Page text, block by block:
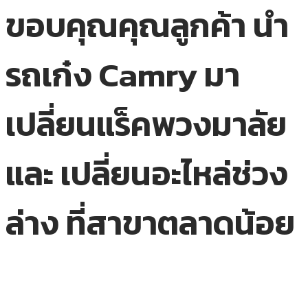
ขอบคุณคุณลูกค้า นำ
รถเก๋ง Camry มา
เปลี่ยนแร็คพวงมาลัย
และ เปลี่ยนอะไหล่ช่วง
ล่าง ที่สาขาตลาดน้อย